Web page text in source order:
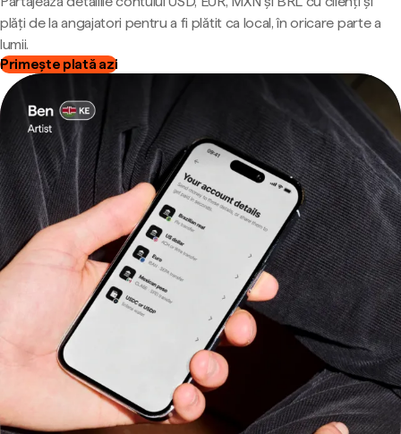
plăți de la angajatori pentru a fi plătit ca local, în oricare parte a
lumii.
Primește plată azi